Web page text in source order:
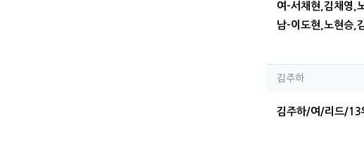
여-서채현,김채영,
남-이도현,노현승,
김주하님의
김주하
김주하/여/리드/13